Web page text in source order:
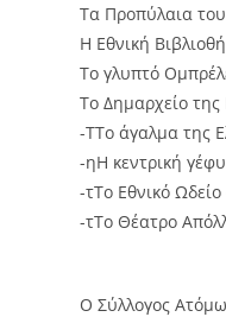
Τα Προπύλαια
Η Εθνική
Το γλυπτό
Το Δημαρχείο
-ΤΤο άγαλμα της
-ηΗ κεντρική
-τΤο Εθνικό
-τΤο Θέατρο
Ο Σύλλογος